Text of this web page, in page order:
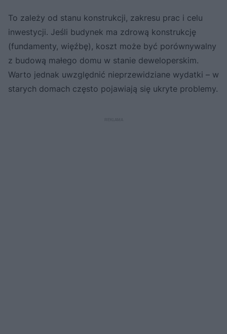
To zależy od stanu konstrukcji, zakresu prac i celu
inwestycji. Jeśli budynek ma zdrową konstrukcję
(fundamenty, więźbę), koszt może być porównywalny
z budową małego domu w stanie deweloperskim.
Warto jednak uwzględnić nieprzewidziane wydatki – w
starych domach często pojawiają się ukryte problemy.